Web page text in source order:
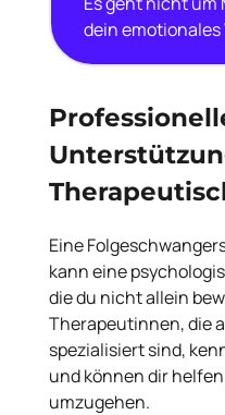
dein
Eine
kann eine
die du nicht allein
Therapeutinnen, die
spezialisiert sind,
und können dir
umzugehen.